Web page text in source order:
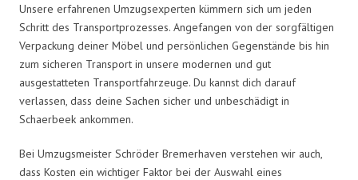
Unsere erfahrenen Umzugsexperten kümmern sich um jeden
Schritt des Transportprozesses. Angefangen von der sorgfältigen
Verpackung deiner Möbel und persönlichen Gegenstände bis hin
zum sicheren Transport in unsere modernen und gut
ausgestatteten Transportfahrzeuge. Du kannst dich darauf
verlassen, dass deine Sachen sicher und unbeschädigt in
Schaerbeek ankommen.
Bei Umzugsmeister Schröder Bremerhaven verstehen wir auch,
dass Kosten ein wichtiger Faktor bei der Auswahl eines